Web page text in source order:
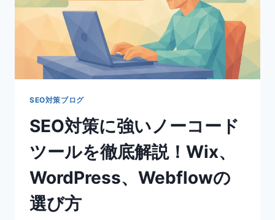
策！
GOOGLE
イ
ン
ッ
ス
も
確
実
に
る
方
SEO対策ブログ
SEO対策に強いノーコード
ツールを徹底解説！Wix、
WordPress、Webflowの
選び方